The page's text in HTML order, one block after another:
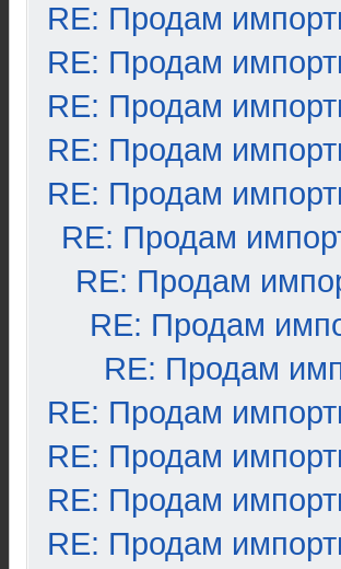
RE: Продам
RE: Продам
RE: Продам
RE: Продам
RE: Продам
RE: Продам
RE: Продам
RE: Продам
RE: Продам
RE: Продам
RE: Продам
RE: Продам
RE: Продам